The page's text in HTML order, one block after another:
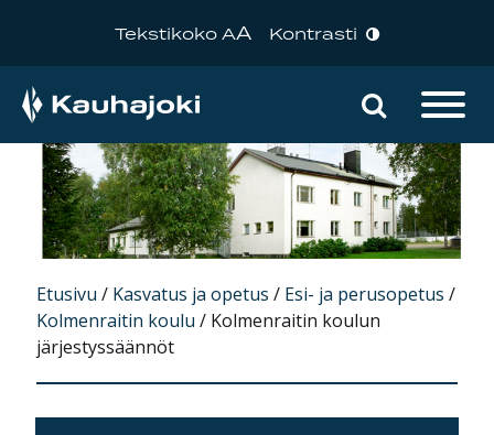
Tekstikoko AA Kontrasti
Päävalikko Hae
Etusivu / Kasvatus ja opetus / Esi- ja perusopetus /
Kolmenraitin koulu / Kolmenraitin koulun
järjestyssäännöt